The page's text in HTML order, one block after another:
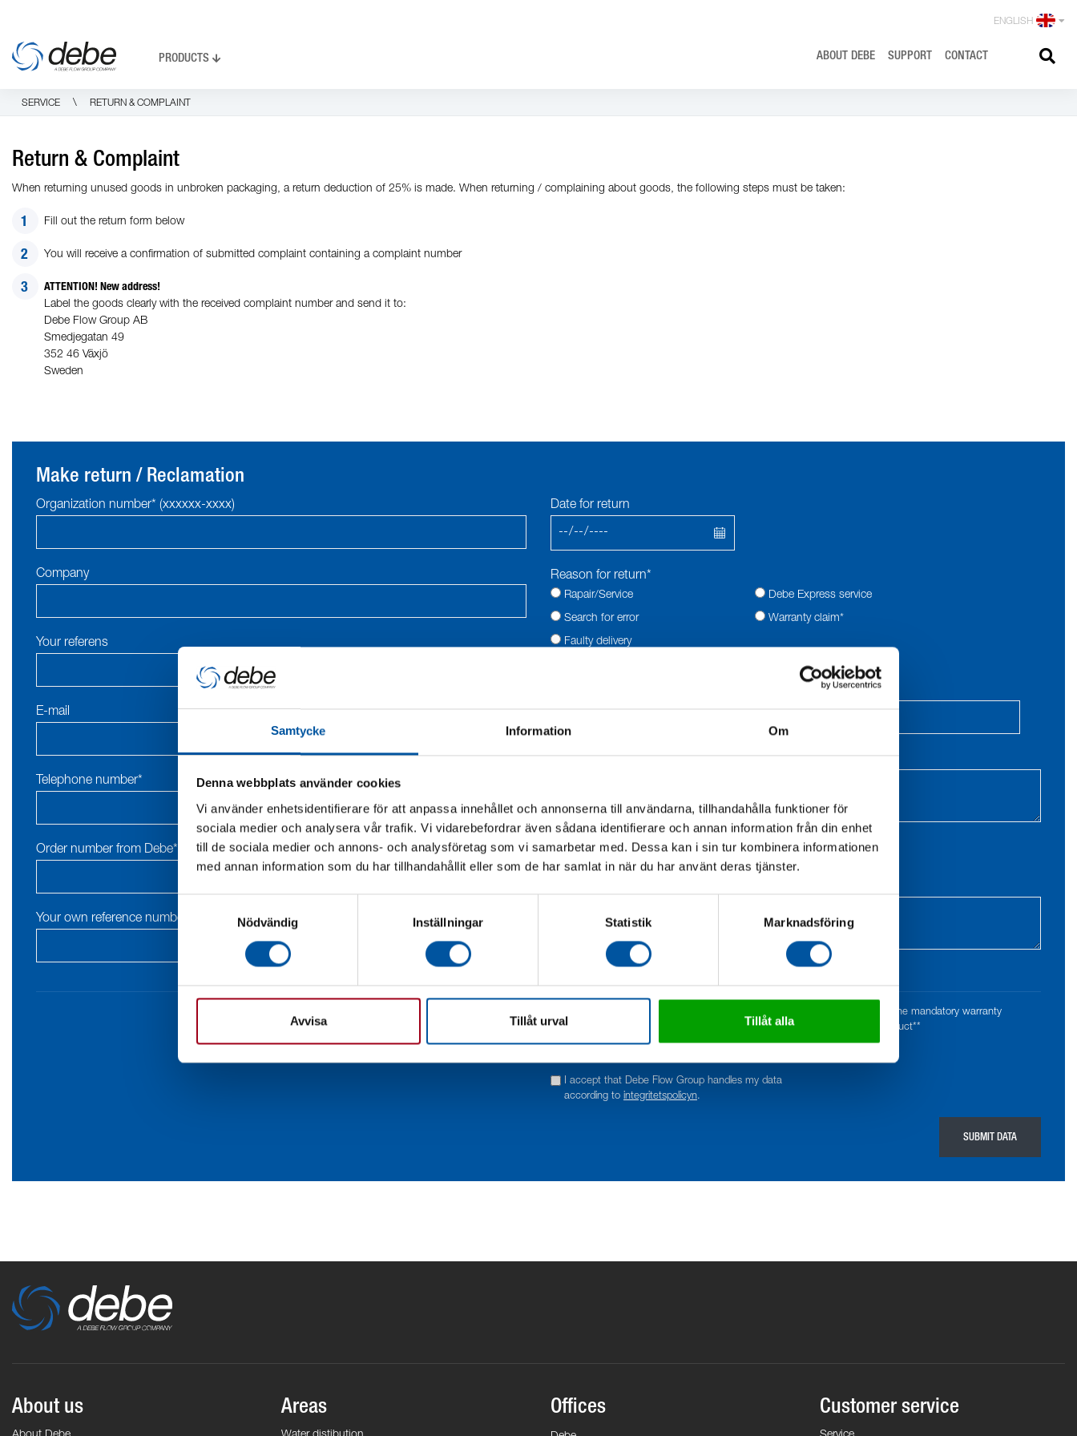
Samtycke Information Om
Denna webbplats använder cookies
Vi använder enhetsidentifierare för att anpassa innehållet och annonserna till användarna, tillhandahålla funktioner för
sociala medier och analysera vår trafik. Vi vidarebefordrar även sådana identifierare och annan information från din enhet
till de sociala medier och annons- och analysföretag som vi samarbetar med. Dessa kan i sin tur kombinera informationen
med annan information som du har tillhandahållit eller som de har samlat in när du har använt deras tjänster.
Nödvändig
Inställningar Statistik Marknadsföring
Avvisa Tillåt urval Tillåt alla
ENGLISH
PRODUCTS ABOUT DEBE SUPPORT CONTACT
SERVICE \ RETURN & COMPLAINT
Return & Complaint
When returning unused goods in unbroken packaging, a return deduction of 25% is made. When returning / complaining about goods, the following steps must be taken:
Fill out the return form below
You will receive a confirmation of submitted complaint containing a complaint number
ATTENTION! New address!
Label the goods clearly with the received complaint number and send it to:
Debe Flow Group AB
Smedjegatan 49
352 46 Växjö
Sweden
Make return / Reclamation
Organization number* (xxxxxx-xxxx)
Company
Your referens
E-mail
Telephone number*
Order number from Debe*
Your own reference number (optional)
Date for return
Reason for return*
Rapair/Service
Search for error
Faulty delivery
Debe Express service
Warranty claim*
Error description*
+ Add products
I hereby certify that the items above have been installed in accordance with the mandatory warranty
requirements and the installation and care instructions enclosed with the product**
Yes
Nej
I accept that Debe Flow Group handles my data
according to integritetspolicyn.
SUBMIT DATA
About us Areas Offices Customer service